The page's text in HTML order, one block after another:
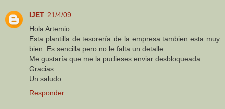
IJET 21/4/09
Hola Artemio:
Esta plantilla de tesorería de la empresa tambien esta muy
bien. Es sencilla pero no le falta un detalle.
Me gustaría que me la pudieses enviar desbloqueada
Gracias.
Un saludo
Responder